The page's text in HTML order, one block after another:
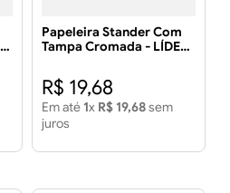
Papeleira Stander Com
Tampa Cromada - LÍDER
R$ 19,68
Em até 1x R$ 19,68sem
juros